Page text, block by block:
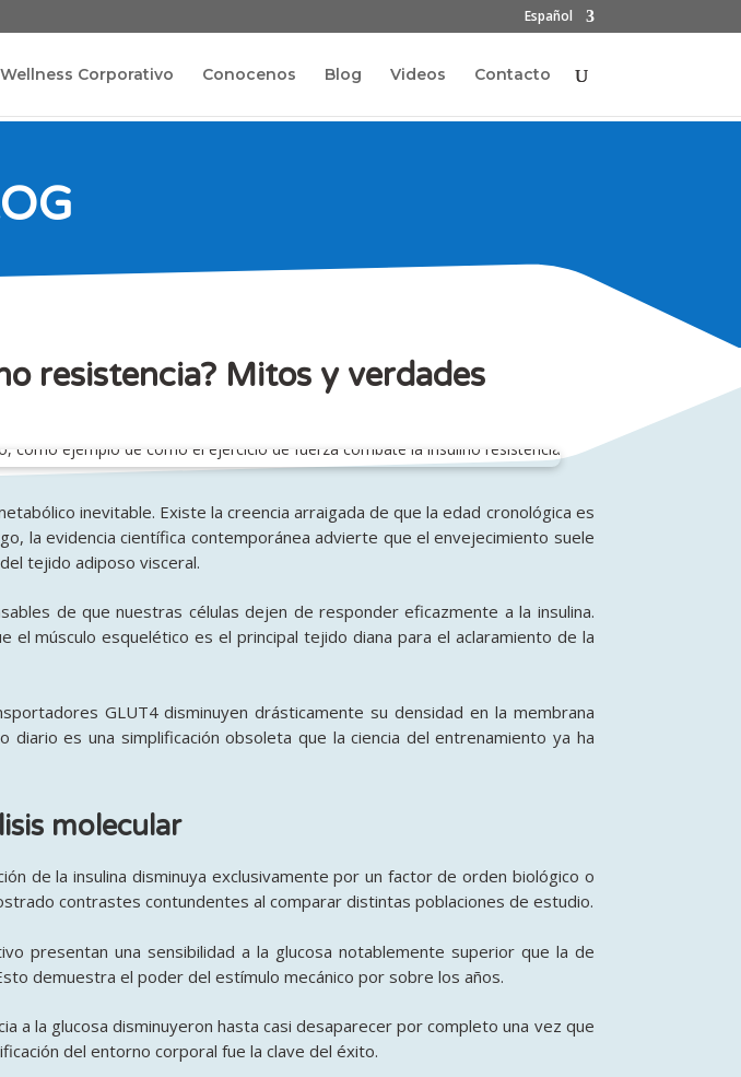
Español
Wellness Corporativo Conocenos Blog Videos Contacto
resistencia? Mitos y verdades
inevitable. Existe la creencia arraigada de que la edad cronológica es
la evidencia científica contemporánea advierte que el envejecimiento suele
tejido adiposo visceral.
de que nuestras células dejen de responder eficazmente a la insulina.
músculo esquelético es el principal tejido diana para el aclaramiento de la
GLUT4 disminuyen drásticamente su densidad en la membrana
es una simplificación obsoleta que la ciencia del entrenamiento ya ha
molecular
de la insulina disminuya exclusivamente por un factor de orden biológico o
contrastes contundentes al comparar distintas poblaciones de estudio.
presentan una sensibilidad a la glucosa notablemente superior que la de
demuestra el poder del estímulo mecánico por sobre los años.
la glucosa disminuyeron hasta casi desaparecer por completo una vez que
del entorno corporal fue la clave del éxito.